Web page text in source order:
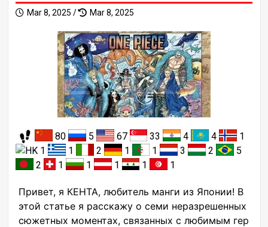
Mar 8, 2025 / Mar 8, 2025
80 5 67 33 4 4
1
1
1 2 1 1 3 2
5
2
1 1 1 1 1
Привет, я КЕНТА, любитель манги из Японии! В
этой статье я расскажу о семи неразрешенных
сюжетных моментах, связанных с любимым гер